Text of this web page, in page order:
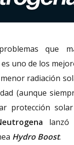
que
uno de los
radiación
(aunque
protección
lanzó
Hydro Boost.